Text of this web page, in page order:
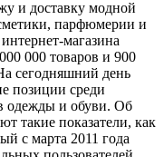
и доставку модной
парфюмерии и
магазина
000 товаров и 900
сегодняшний день
позиции среди
одежды и обуви. Об
такие показатели, как
с марта 2011 года